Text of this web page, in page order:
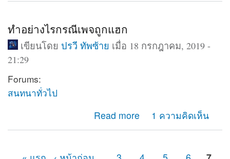
ทำอย่างไรกรณีเพจถูกแฮก
เขียนโดย ปรวี ทัพซ้าย เมื่อ 18 กรกฎาคม, 2019 -
21:29
Forums:
สนทนาทั่วไป
Read more
about ทำอย่างไรกรณีเพจถูกแฮก 1 ความคิดเห็น